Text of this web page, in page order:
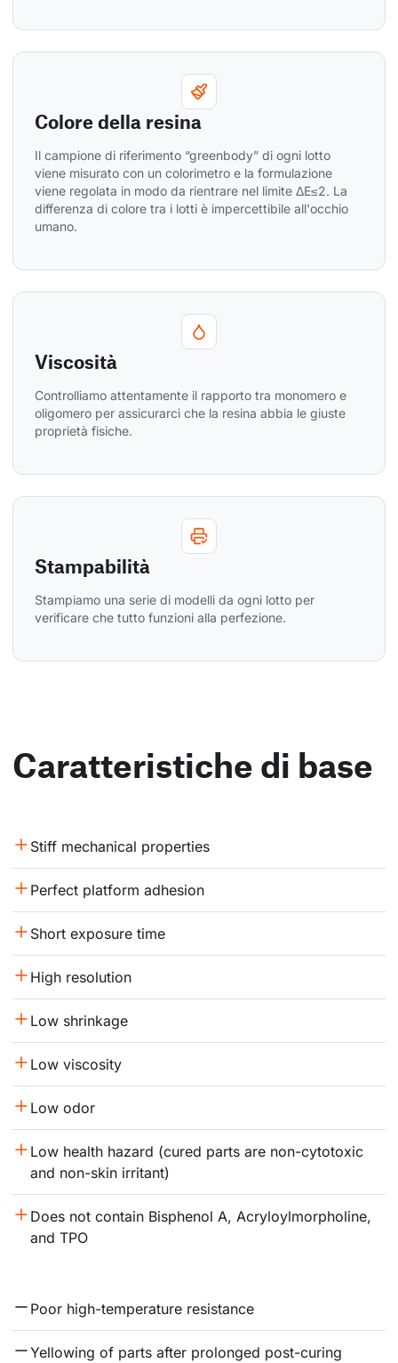
Colore della resina
Il campione di riferimento “greenbody” di ogni lotto
viene misurato con un colorimetro e la formulazione
viene regolata in modo da rientrare nel limite ΔE≤2. La
differenza di colore tra i lotti è impercettibile all'occhio
umano.
Viscosità
Controlliamo attentamente il rapporto tra monomero e
oligomero per assicurarci che la resina abbia le giuste
proprietà fisiche.
Stampabilità
Stampiamo una serie di modelli da ogni lotto per
verificare che tutto funzioni alla perfezione.
Caratteristiche di base
Stiff mechanical properties
Perfect platform adhesion
Short exposure time
High resolution
Low shrinkage
Low viscosity
Low odor
Low health hazard (cured parts are non-cytotoxic
and non-skin irritant)
Does not contain Bisphenol A, Acryloylmorpholine,
and TPO
Poor high-temperature resistance
Yellowing of parts after prolonged post-curing